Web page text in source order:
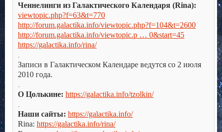
Ченнелинги из Галактического Календаря (Rina):
viewtopic.php?f=63&t=770
http://forum.galactika.info/viewtopic.php?f=104&t=2600
http://forum.galactika.info/viewtopic.p … 0&start=45
https://galactika.info/rina/
Записи в Галактическом Календаре ведутся со 2 июля
2010 года.
О Цолькине: https://galactika.info/tzolkin/
Наши сайты: https://galactika.info/
Rina: https://galactika.info/rina/